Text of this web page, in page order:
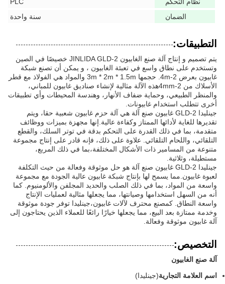
الضمان
سنة واحدة
التطبيقات:
يتم تصميم و إنتاج آلة صنع الغابيون JINLIDA GLD-2 خصيصًا في الصين
وتستخدم على نطاق واسع في تعبئة الغابيون ، و يمكن أن تصنع شبكة
غابيون بعرض 2-4m. حجمها 3m * 2m * 1.5m والمواد هي الفولاذ مع قطر
الأسلاك من 2-4mmهذه الآلة مثالية لإنشاء صناديق غابيون للمباني،
والمنظر الطبيعي، وحماية ضفاف الأنهار، وهندسة المحيطات وأي تطبيقات
أخرى تتطلب استخدام غابيونات.
جينليدا GLD-2 غابيون صنع آلة هي آلة حزم غابيون شعبية حقا، ويتم
تقديرها للغاية لأدائها الممتاز وكفاءة عالية.إنها مجهزة بميزات ووظائف
متقدمة، بما في ذلك القدرة على التحكم بدقة في توتر السلك، والقطع
التلقائي، واللحام التلقائي. علاوة على ذلك، فإنه قادر على إنتاج مجموعة
متنوعة من المسامير ذات الأشكال المختلفة،بما في ذلك المربع،
مستطيلة، وثلاثية.
جينليدا GLD-2 غابيون صنع آلة هو حل موثوقة وفعالة من حيث التكلفة
لعبوة غابيون.مما يسمح لها بإنتاج شبكة غابيون عالية الجودة مع مجموعة
واسعة من المواد، بما في ذلك الصلب والحديد المجلفن والألومنيوم. كما
أنه من السهل استخدامها وصيانتها، مما يجعلها مثالية لعمليات الإنتاج
واسعة النطاق. كمصنع محترف لآلات غابيون،جينليدا توفر جودة موثوقة
وخدمة ممتازة بعد البيع، مما يجعلها خيارًا رائعًا للعملاء الذين يحتاجون إلى
آلة غابيون موثوقة وفعالة.
التخصيص:
آلة صنع الغابيون
اسم العلامة التجارية(جينليدا)